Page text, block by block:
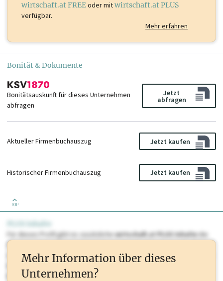
wirtschaft.at FREEoder mitwirtschaft.at PLUS
verfügbar.
Mehr erfahren
Bonität & Dokumente
Bonitätsauskunft für dieses Unternehmen
abfragen
Jetzt
abfragen
Aktueller Firmenbuchauszug Jetzt kaufen
Historischer Firmenbuchauszug Jetzt kaufen
TOP
PLUS Inhalte
Für dieses Profil gibt es zusätzlichewirtschaft.at PLUS Inhaltedie
Sie momentan nicht einsehen können. Schalten Sie dieses Profil frei
oder loggen Sie sich ein um diese Inhalte zu sehen. wirtschaft.at PLUS
Marken, Patente, Rechtstatsachen, OTS-Aussendungen, und viele
Mehr Information über dieses
Unternehmen?